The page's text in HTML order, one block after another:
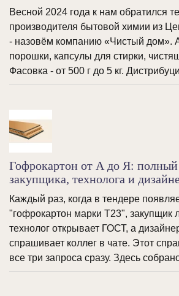
Весной 2024 года к нам обратился
производителя бытовой химии из
- назовём компанию «Чистый дом».
порошки, капсулы для стирки,
Фасовка - от 500 г до 5 кг.
Гофрокартон от А до Я: полный
закупщика, технолога и
Каждый раз, когда в тендере
"гофрокартон марки Т23", закупщик
технолог открывает ГОСТ, а
спрашивает коллег в чате. Этот
все три запроса сразу. Здесь